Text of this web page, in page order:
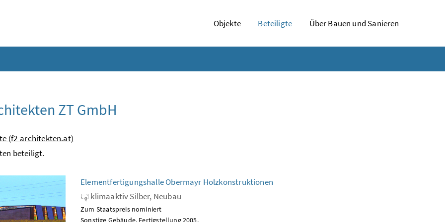
Objekte Beteiligte Über Bauen und Sanieren
ZT GmbH
(f2-architekten.at)
beteiligt.
Elementfertigungshalle Obermayr Holzkonstruktionen
klimaaktiv Silber, Neubau
Zum Staatspreis nominiert
Sonstige Gebäude. Fertigstellung 2005.